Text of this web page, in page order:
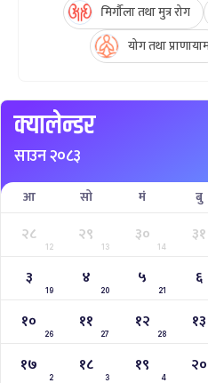
मिर्गौला तथा मुत्र रोग
योग तथा
क्यालेन्डर
साउन २०८३
आ सो मं बु
२८
12
२९
13
३०
14
३१
३
19
४
20
५
21
६
१०
26
११
27
१२
28
१३
१७
2
१८
3
१९
4
२०